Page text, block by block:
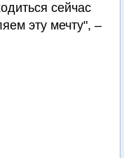
сейчас
эту мечту", –